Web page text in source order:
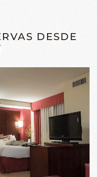
DESDE